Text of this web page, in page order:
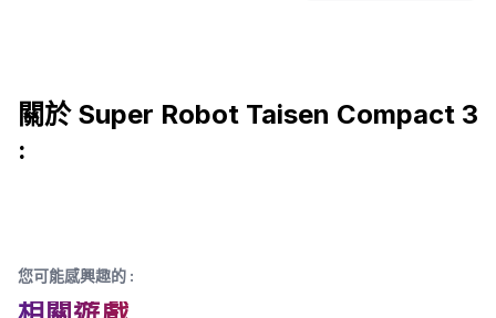
關於 Super Robot Taisen Compact 3
:
您可能感興趣的 :